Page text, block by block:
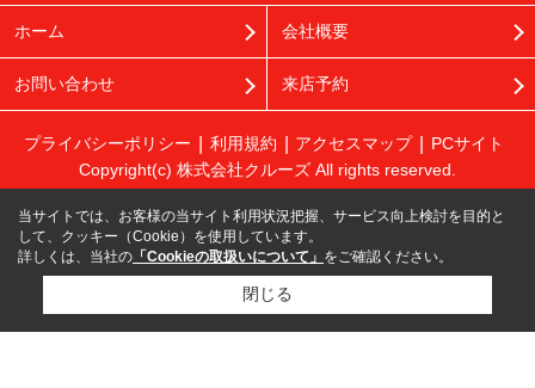
ホーム 会社概要
お問い合わせ 来店予約
プライバシーポリシー 利用規約 アクセスマップ
PCサイト
Copyright(c) 株式会社クルーズ All rights reserved.
当サイトでは、お客様の当サイト利用状況把握、サービス向上検討を目的と
して、クッキー（Cookie）を使用しています。
詳しくは、当社の 「Cookieの取扱いについて」 をご確認ください。
閉じる